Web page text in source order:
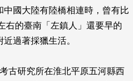
中國大陸有陸橋相連時，曾有比
右的臺南「左鎮人」還要早的
過著採獵生活。
古研究所在淮北平原五河縣西